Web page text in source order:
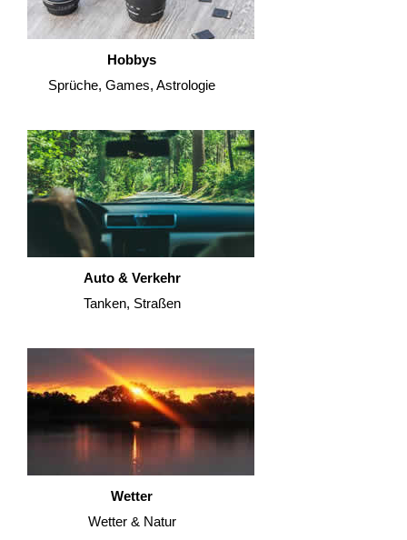
Hobbys
Sprüche, Games, Astrologie
Auto & Verkehr
Tanken, Straßen
Wetter
Wetter & Natur